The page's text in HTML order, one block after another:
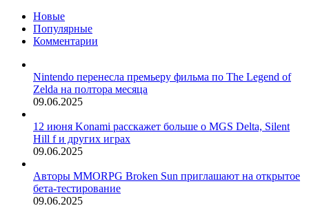
Новые
Популярные
Комментарии
Nintendo перенесла премьеру фильма по The Legend of
Zelda на полтора месяца
09.06.2025
12 июня Konami расскажет больше о MGS Delta, Silent
Hill f и других играх
09.06.2025
Авторы MMORPG Broken Sun приглашают на открытое
бета-тестирование
09.06.2025